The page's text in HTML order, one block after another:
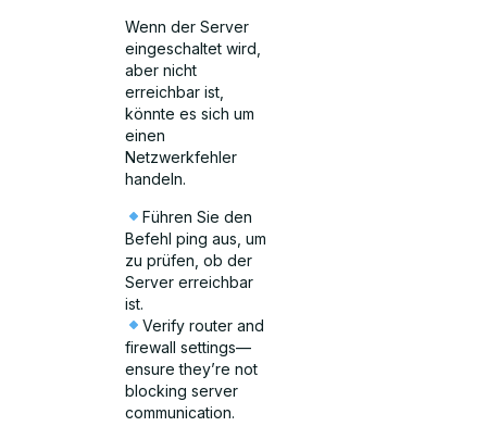
Wenn der Server
eingeschaltet wird,
aber nicht
erreichbar ist,
könnte es sich um
einen
Netzwerkfehler
handeln.
Führen Sie den
Befehl ping aus, um
zu prüfen, ob der
Server erreichbar
ist.
Verify router and
firewall settings—
ensure they’re not
blocking server
communication.